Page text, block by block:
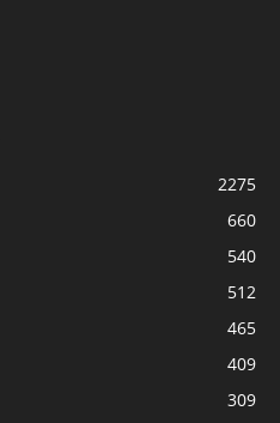
2275
660
540
512
465
409
309